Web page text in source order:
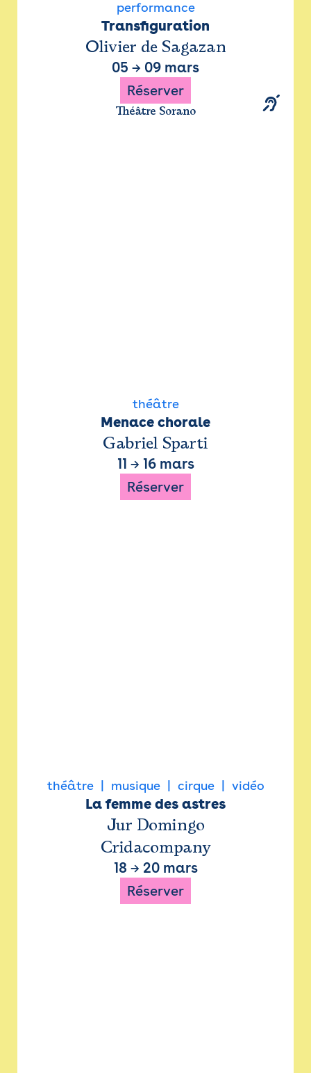
performance
Transfiguration
Olivier de Sagazan
05 → 09 mars
Réserver
Théâtre Sorano
théâtre
Menace chorale
Gabriel Sparti
11 → 16 mars
Réserver
théâtre musique cirque vidéo
La femme des astres
Jur Domingo
Cridacompany
18 → 20 mars
Réserver